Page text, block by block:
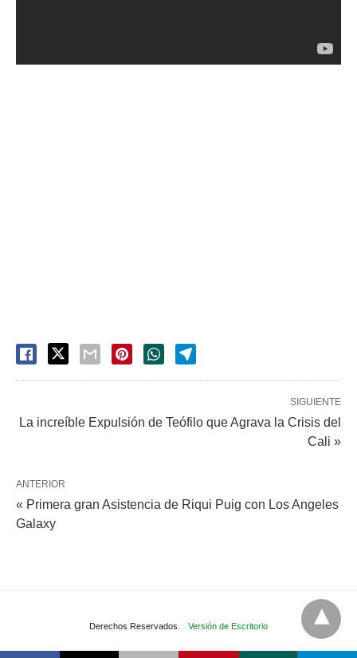
SIGUIENTE
La increíble Expulsión de Teófilo que Agrava la Crisis del
Cali »
ANTERIOR
« Primera gran Asistencia de Riqui Puig con Los Angeles
Galaxy
Derechos Reservados. Versión de Escritorio